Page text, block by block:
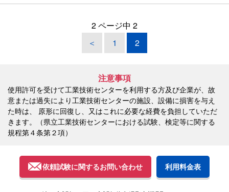
2 ページ中 2
＜
1 2
注意事項
使用許可を受けて工業技術センターを利用する方及び企業が、故
意または過失により工業技術センターの施設、設備に損害を与え
た時は、
原形に回復し、又はこれに必要な経費を負担していただ
きます。（県立工業技術センターにおける試験、検定等に関する
規程第４条第２項）
依頼試験に関するお問い合わせ 利用料金表